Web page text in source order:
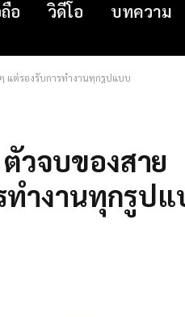
อ วิดีโอ บทความ
แต่รองรับการทำงานทุกรูปแบบ
ตัวจบของสาย
ทำงานทุกรูป